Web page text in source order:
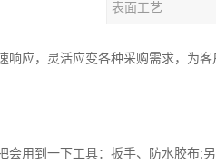
表面工艺
响应，灵活应变各种采购需求，为
会用到一下工具：扳手、防水胶布;